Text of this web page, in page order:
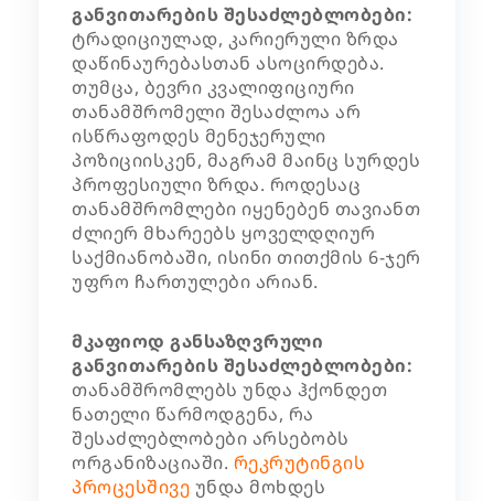
განვითარების შესაძლებლობები:
ტრადიციულად, კარიერული ზრდა
დაწინაურებასთან ასოცირდება.
თუმცა, ბევრი კვალიფიციური
თანამშრომელი შესაძლოა არ
ისწრაფოდეს მენეჯერული
პოზიციისკენ, მაგრამ მაინც სურდეს
პროფესიული ზრდა. როდესაც
თანამშრომლები იყენებენ თავიანთ
ძლიერ მხარეებს ყოველდღიურ
საქმიანობაში, ისინი თითქმის 6-ჯერ
უფრო ჩართულები არიან.
მკაფიოდ განსაზღვრული
განვითარების შესაძლებლობები:
თანამშრომლებს უნდა ჰქონდეთ
ნათელი წარმოდგენა, რა
შესაძლებლობები არსებობს
ორგანიზაციაში. რეკრუტინგის
პროცესშივე უნდა მოხდეს